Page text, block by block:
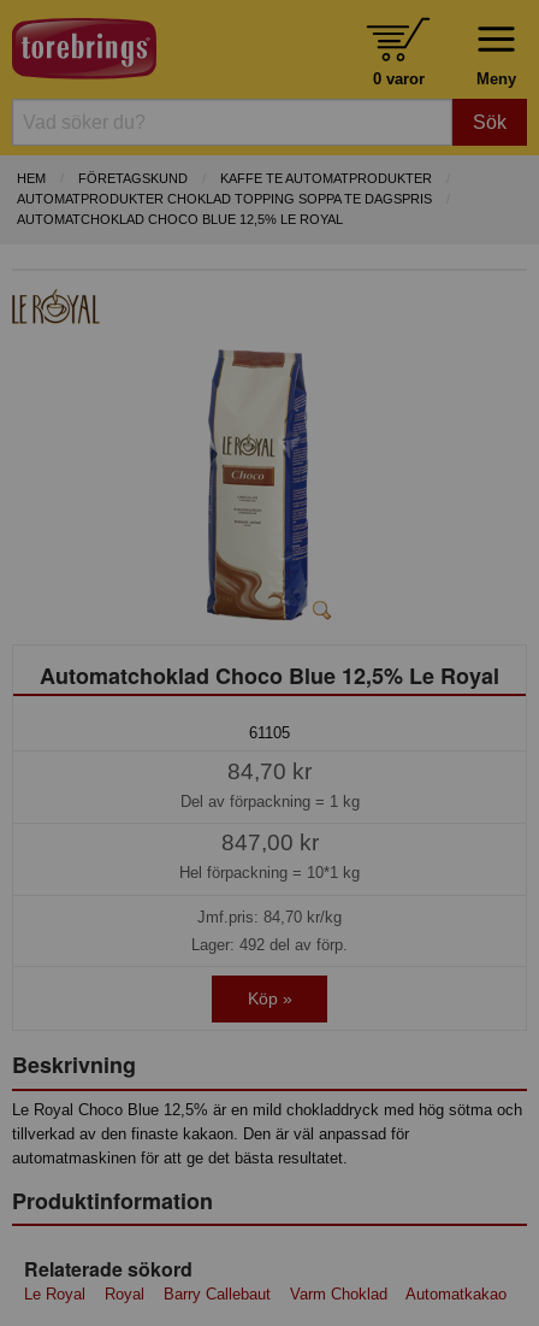
Meny
0 varor
Sök
HEM FÖRETAGSKUND
KAFFE TE AUTOMATPRODUKTER
AUTOMATPRODUKTER CHOKLAD TOPPING SOPPA TE DAGSPRIS
AUTOMATCHOKLAD CHOCO BLUE 12,5% LE ROYAL
Automatchoklad Choco Blue 12,5% Le Royal
61105
84,70 kr
Del av förpackning = 1 kg
847,00 kr
Hel förpackning = 10*1 kg
Jmf.pris: 84,70 kr/kg
Lager: 492 del av förp.
Köp »
Beskrivning
Le Royal Choco Blue 12,5% är en mild chokladdryck med hög sötma och
tillverkad av den finaste kakaon. Den är väl anpassad för
automatmaskinen för att ge det bästa resultatet.
Produktinformation
Relaterade sökord
Le Royal Royal Barry Callebaut Varm Choklad Automatkakao